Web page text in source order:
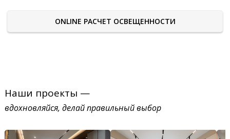
ONLINE РАСЧЕТ ОСВЕЩЕННОСТИ
Наши проекты —
вдохновляйся, делай правильный выбор